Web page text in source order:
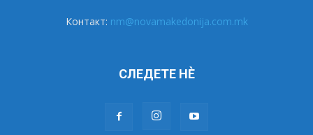
Контакт: nm@novamakedonija.com.mk
СЛЕДЕТЕ НÈ